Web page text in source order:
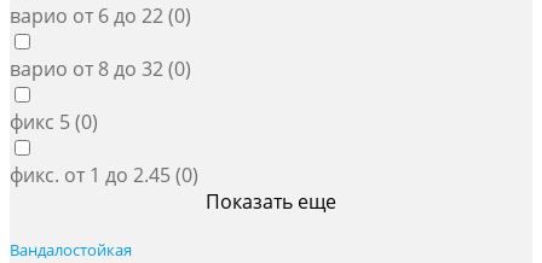
варио от 6 до 22 (0)
варио от 8 до 32 (0)
фикс 5 (0)
фикс. от 1 до 2.45 (0)
Показать еще
Вандалостойкая